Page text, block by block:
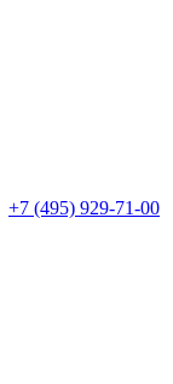
+7 (495) 929-71-00